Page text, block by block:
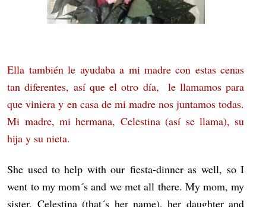
Ella también le ayudaba a mi madre con estas cenas
tan diferentes, así que el otro día, le llamamos para
que viniera y en casa de mi madre nos juntamos todas.
Mi madre, mi hermana, Celestina (así se llama), su
hija y su nieta.
She used to help with our fiesta-dinner as well, so I
went to my mom´s and we met all there. My mom, my
sister, Celestina (that´s her name), her daughter and